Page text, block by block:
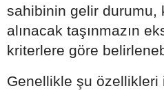
sahibinin gelir durumu,
alınacak taşınmazın
kriterlere göre
Genellikle şu özellikleri